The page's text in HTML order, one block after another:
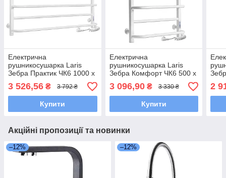
Електрична
рушникосушарка Laris
Зебра Практик ЧК6 1000 х
600 Е (підкл. праворуч) R3
3 526,56 ₴ 3 792 ₴
Купити
Електрична
рушникосушарка Laris
Зебра Комфорт ЧК6 500 х
600 Е (підкл. праворуч) R3
3 096,90₴ 3 330 ₴
Купити
600
2
Акційні пропозиції та новинки
–12% –12%